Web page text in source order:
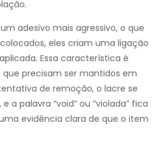
adesivo mais agressivo, o que
eles criam uma ligação
Essa característica é
precisam ser mantidos em
de remoção, o lacre se
a palavra “void” ou “violada” fica
evidência clara de que o item